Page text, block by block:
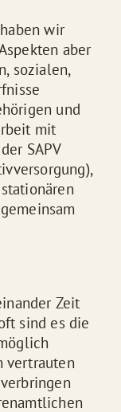
wir
aber
sozialen,
und
mit
SAPV
Zeit
sind es die
vertrauten